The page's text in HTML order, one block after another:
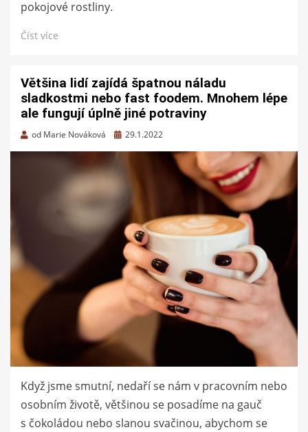
pokojové rostliny.
Číst více
Většina lidí zajídá špatnou náladu
sladkostmi nebo fast foodem. Mnohem lépe
ale fungují úplně jiné potraviny
od Marie Nováková
Zveřejněno
29.1.2022
Když jsme smutní, nedaří se nám v pracovním nebo
osobním životě, většinou se posadíme na gauč
s čokoládou nebo slanou svačinou, abychom se